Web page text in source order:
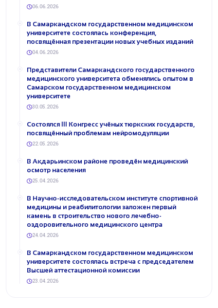
06.06.2026
В Самаркандском государственном медицинском
университете состоялась конференция,
посвящённая презентации новых учебных изданий
04.06.2026
Представители Самаркандского государственного
медицинского университета обменялись опытом в
Самарском государственном медицинском
университете
30.05.2026
Состоялся III Конгресс учёных тюркских государств,
посвящённый проблемам нейромодуляции
22.05.2026
В Акдарьинском районе проведён медицинский
осмотр населения
25.04.2026
В Научно-исследовательском институте спортивной
медицины и реабилитологии заложен первый
камень в строительство нового лечебно-
оздоровительного медицинского центра
24.04.2026
В Самаркандском государственном медицинском
университете состоялась встреча с председателем
Высшей аттестационной комиссии
23.04.2026